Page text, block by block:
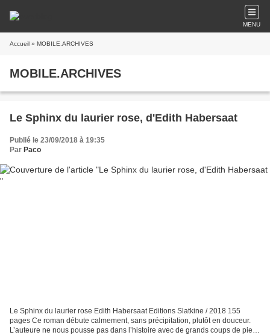
MENU
Accueil » MOBILE.ARCHIVES
MOBILE.ARCHIVES
Le Sphinx du laurier rose, d'Edith Habersaat
Publié le 23/09/2018 à 19:35
Par Paco
Le Sphinx du laurier rose Edith Habersaat Editions Slatkine / 2018 155
pages Ce roman débute calmement, sans précipitation, plutôt en douceur.
L’auteure ne nous pousse pas dans l’histoire avec de grands coups de pieds